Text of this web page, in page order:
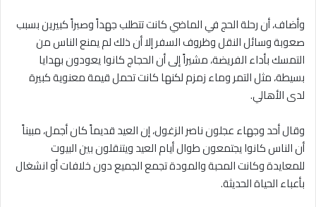
وأضاف، أن رحلة الحج في الماضي كانت تتطلب جهداً وصبراً كبيرين بسبب
صعوبة وسائل النقل وظروف السفر إلا أن ذلك لم يمنع الناس من
التمسك بأداء الفريضة، مشيراً إلى أن الحجاج كانوا يعودون بهدايا
بسيطة، مثل التمر وماء زمزم لكنها كانت تحمل قيمة معنوية كبيرة
لدى الأهالي.
وقال أحد وجهاء عجلون ناصر الزغول، إن العيد قديماً كان أجمل، مبيناً
أن الناس كانوا يجتمعون طوال أيام العيد ويتنقلون بين البيوت
للمعايدة وكانت المحبة والمودة تجمع الجميع دون خلافات أو انشغال
بأعباء الحياة الحديثة.